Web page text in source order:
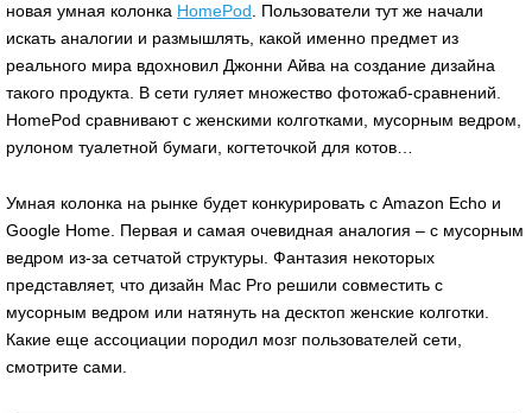
новая умная колонка HomePod. Пользователи тут же начали
искать аналогии и размышлять, какой именно предмет из
реального мира вдохновил Джонни Айва на создание дизайна
такого продукта. В сети гуляет множество фотожаб-сравнений.
HomePod сравнивают с женскими колготками, мусорным ведром,
рулоном туалетной бумаги, когтеточкой для котов…
Умная колонка на рынке будет конкурировать с Amazon Echo и
Google Home. Первая и самая очевидная аналогия – с мусорным
ведром из-за сетчатой структуры. Фантазия некоторых
представляет, что дизайн Mac Pro решили совместить с
мусорным ведром или натянуть на десктоп женские колготки.
Какие еще ассоциации породил мозг пользователей сети,
смотрите сами.